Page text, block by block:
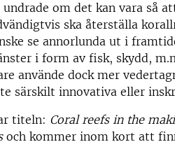
undrade om det kan vara så
ska återställa
se annorlunda ut i
i form av fisk, skydd,
använde dock mer
särskilt innovativa eller
titeln: Coral reefs in the
och kommer inom kort att